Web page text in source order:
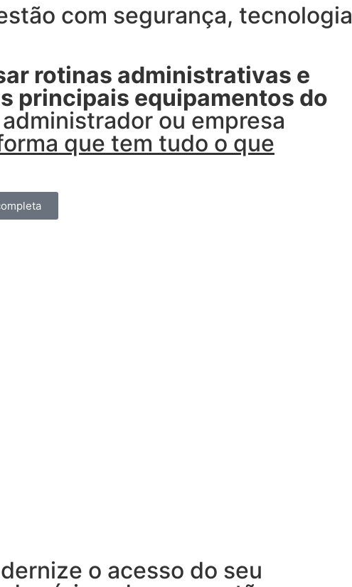
com segurança, tecnologia
rotinas administrativas e
principais equipamentos do
ou empresa
que tem tudo o que
o acesso do seu